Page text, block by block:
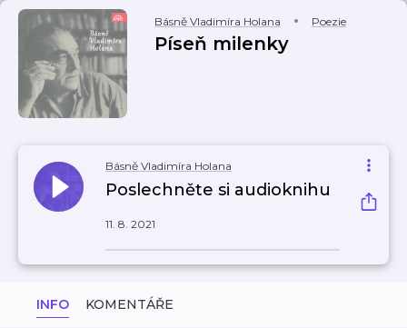
Básně Vladimíra Holana Poezie
Píseň milenky
Básně Vladimíra Holana
Poslechněte si audioknihu
11. 8. 2021
INFO KOMENTÁŘE